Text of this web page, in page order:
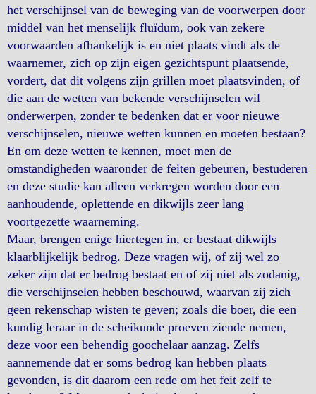
het verschijnsel van de beweging van de voorwerpen door
middel van het menselijk fluïdum, ook van zekere
voorwaarden afhankelijk is en niet plaats vindt als de
waarnemer, zich op zijn eigen gezichtspunt plaatsende,
vordert, dat dit volgens zijn grillen moet plaatsvinden, of
die aan de wetten van bekende verschijnselen wil
onderwerpen, zonder te bedenken dat er voor nieuwe
verschijnselen, nieuwe wetten kunnen en moeten bestaan?
En om deze wetten te kennen, moet men de
omstandigheden waaronder de feiten gebeuren, bestuderen
en deze studie kan alleen verkregen worden door een
aanhoudende, oplettende en dikwijls zeer lang
voortgezette waarneming.
Maar, brengen enige hiertegen in, er bestaat dikwijls
klaarblijkelijk bedrog. Deze vragen wij, of zij wel zo
zeker zijn dat er bedrog bestaat en of zij niet als zodanig,
die verschijnselen hebben beschouwd, waarvan zij zich
geen rekenschap wisten te geven; zoals die boer, die een
kundig leraar in de scheikunde proeven ziende nemen,
deze voor een behendig goochelaar aanzag. Zelfs
aannemende dat er soms bedrog kan hebben plaats
gevonden, is dit daarom een rede om het feit zelf te